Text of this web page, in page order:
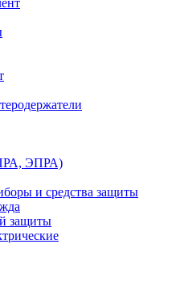
ЭПРА)
и средства защиты
защиты